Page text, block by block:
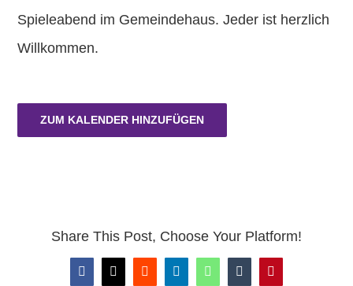
Spieleabend im Gemeindehaus. Jeder ist herzlich
Willkommen.
ZUM KALENDER HINZUFÜGEN
Share This Post, Choose Your Platform!
Facebook
X RedditLinkedInWhatsAppTumblrPinterest